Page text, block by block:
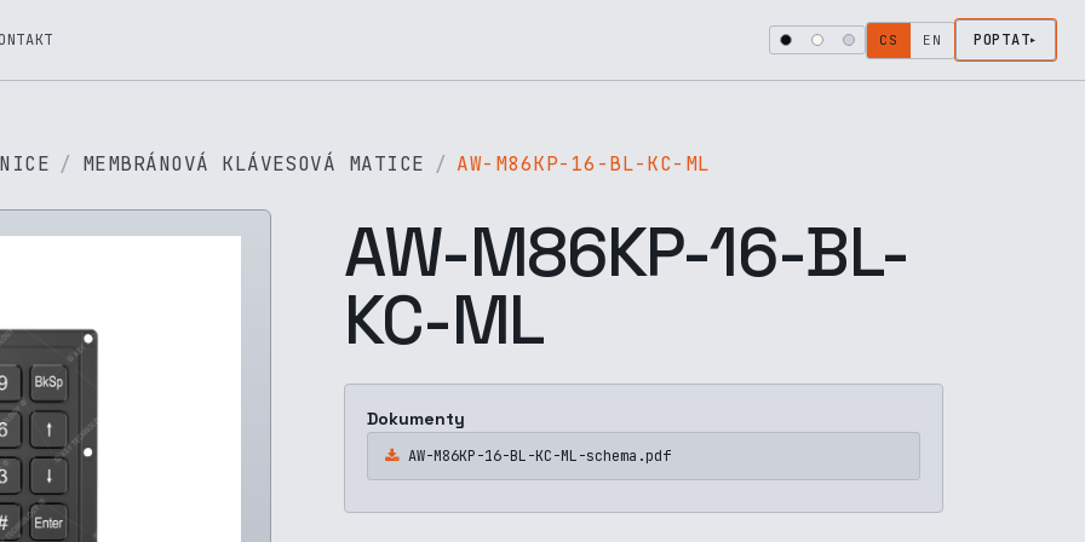
CS EN POPTAT
MEMBRÁNOVÁ KLÁVESOVÁ MATICE AW-M86KP-16-BL-KC-ML
AW-M86KP-16-BL-
KC-ML
Dokumenty
AW-M86KP-16-BL-KC-ML-schema.pdf